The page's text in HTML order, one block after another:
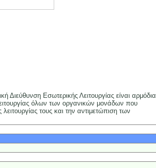
Διεύθυνση Εσωτερικής Λειτουργίας είναι αρμόδια
όλων των οργανικών μονάδων που
τους και την αντιμετώπιση των